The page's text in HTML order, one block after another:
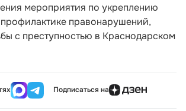
мероприятия по укреплению
правонарушений,
с преступностью в Краснодарском
Подписаться на